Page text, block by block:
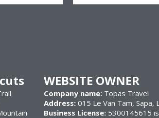
WEBSITE OWNER
Company name: Topas Travel
Address: 015 Le Van Tam, Sapa,
Business License: 5300145615